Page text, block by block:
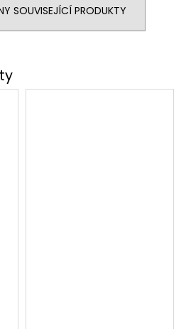
SOUVISEJÍCÍ PRODUKTY